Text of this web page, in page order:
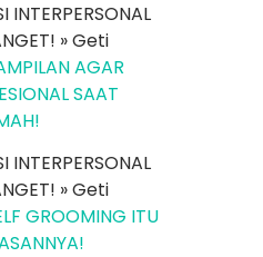
INTERPERSONAL
» Geti
AGAR
SAAT
INTERPERSONAL
» Geti
GROOMING ITU